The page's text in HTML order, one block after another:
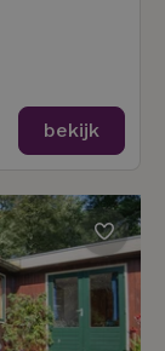
bekijk